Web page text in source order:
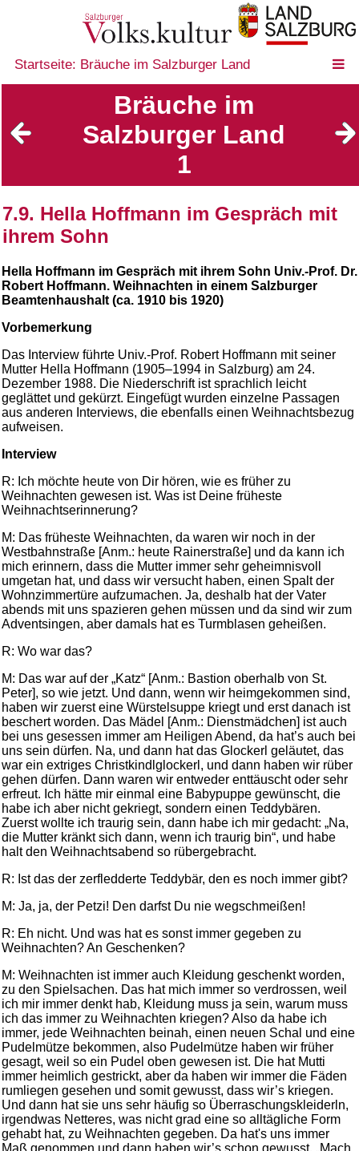
Startseite: Bräuche im Salzburger Land
Bräuche im
Salzburger Land
1
7.9. Hella Hoffmann im Gespräch mit
ihrem Sohn
Hella Hoffmann im Gespräch mit ihrem Sohn Univ.-Prof. Dr.
Robert Hoffmann. Weihnachten in einem Salzburger
Beamtenhaushalt (ca. 1910 bis 1920)
Vorbemerkung
Das Interview führte Univ.-Prof. Robert Hoffmann mit seiner
Mutter Hella Hoffmann (1905–1994 in Salzburg) am 24.
Dezember 1988. Die Niederschrift ist sprachlich leicht
geglättet und gekürzt. Eingefügt wurden einzelne Passagen
aus anderen Interviews, die ebenfalls einen Weihnachtsbezug
aufweisen.
Interview
R: Ich möchte heute von Dir hören, wie es früher zu
Weihnachten gewesen ist. Was ist Deine früheste
Weihnachtserinnerung?
M: Das früheste Weihnachten, da waren wir noch in der
Westbahnstraße [Anm.: heute Rainerstraße] und da kann ich
mich erinnern, dass die Mutter immer sehr geheimnisvoll
umgetan hat, und dass wir versucht haben, einen Spalt der
Wohnzimmertüre aufzumachen. Ja, deshalb hat der Vater
abends mit uns spazieren gehen müssen und da sind wir zum
Adventsingen, aber damals hat es Turmblasen geheißen.
R: Wo war das?
M: Das war auf der „Katz“ [Anm.: Bastion oberhalb von St.
Peter], so wie jetzt. Und dann, wenn wir heimgekommen sind,
haben wir zuerst eine Würstelsuppe kriegt und erst danach ist
beschert worden. Das Mädel [Anm.: Dienstmädchen] ist auch
bei uns gesessen immer am Heiligen Abend, da hat’s auch bei
uns sein dürfen. Na, und dann hat das Glockerl geläutet, das
war ein extriges Christkindlglockerl, und dann haben wir rüber
gehen dürfen. Dann waren wir entweder enttäuscht oder sehr
erfreut. Ich hätte mir einmal eine Babypuppe gewünscht, die
habe ich aber nicht gekriegt, sondern einen Teddybären.
Zuerst wollte ich traurig sein, dann habe ich mir gedacht: „Na,
die Mutter kränkt sich dann, wenn ich traurig bin“, und habe
halt den Weihnachtsabend so rübergebracht.
R: Ist das der zerfledderte Teddybär, den es noch immer gibt?
M: Ja, ja, der Petzi! Den darfst Du nie wegschmeißen!
R: Eh nicht. Und was hat es sonst immer gegeben zu
Weihnachten? An Geschenken?
M: Weihnachten ist immer auch Kleidung geschenkt worden,
zu den Spielsachen. Das hat mich immer so verdrossen, weil
ich mir immer denkt hab, Kleidung muss ja sein, warum muss
ich das immer zu Weihnachten kriegen? Also da habe ich
immer, jede Weihnachten beinah, einen neuen Schal und eine
Pudelmütze bekommen, also Pudelmütze haben wir früher
gesagt, weil so ein Pudel oben gewesen ist. Die hat Mutti
immer heimlich gestrickt, aber da haben wir immer die Fäden
rumliegen gesehen und somit gewusst, dass wir’s kriegen.
Und dann hat sie uns sehr häufig so Überraschungskleiderln,
irgendwas Netteres, was nicht grad eine so alltägliche Form
gehabt hat, zu Weihnachten gegeben. Da hat's uns immer
Maß genommen und dann haben wir’s schon gewusst. „Mach